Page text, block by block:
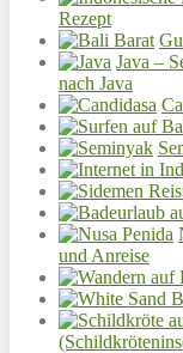
Rezept
Java –
nach Java
und Anreise